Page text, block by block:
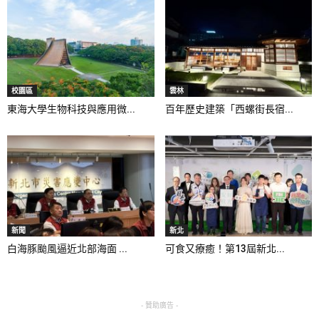
校園區
東海大學生物科技與應用微...
雲林
百年歷史建築「西螺街長宿...
新聞
白海豚颱風逼近北部海面 ...
新北
可食又療癒！第13屆新北...
- 贊助廣告 -